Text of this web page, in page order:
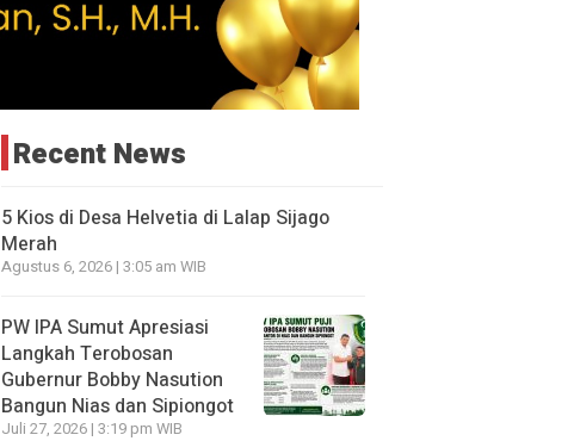
Recent News
5 Kios di Desa Helvetia di Lalap Sijago
Merah
Agustus 6, 2026 | 3:05 am WIB
PW IPA Sumut Apresiasi
Langkah Terobosan
Gubernur Bobby Nasution
Bangun Nias dan Sipiongot
Juli 27, 2026 | 3:19 pm WIB